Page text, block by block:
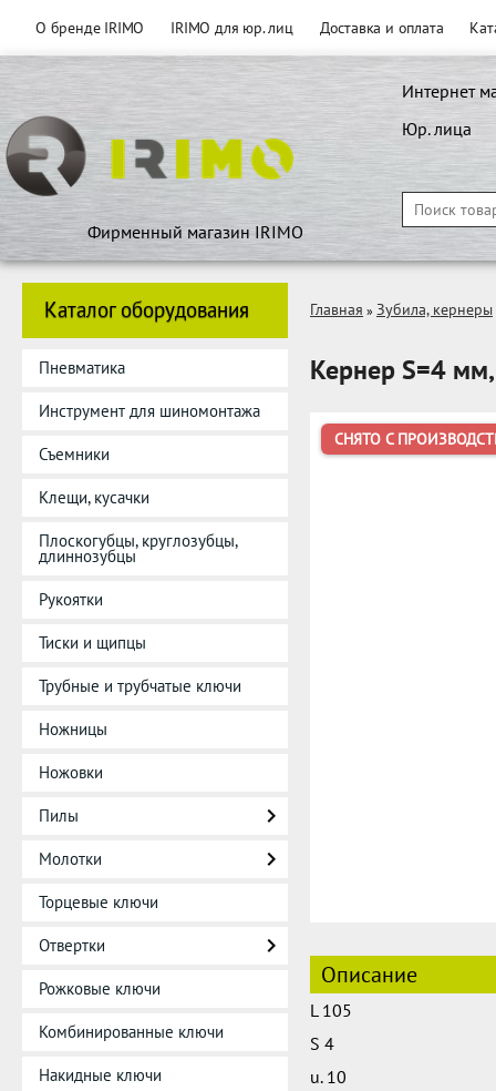
О бренде IRIMO IRIMO для юр. лиц Доставка и оплата
Фирменный магазин IRIMO
Интернет
Юр. лица
Каталог оборудования
Пневматика
Инструмент для шиномонтажа
Съемники
Клещи, кусачки
Плоскогубцы, круглозубцы,
длиннозубцы
Рукоятки
Тиски и щипцы
Трубные и трубчатые ключи
Ножницы
Ножовки
Пилы
Молотки
Торцевые ключи
Отвертки
Рожковые ключи
Комбинированные ключи
Накидные ключи
Главная » Зубила, кернеры
Кернер S=4
СНЯТО С
Описание
L 105
S 4
u. 10